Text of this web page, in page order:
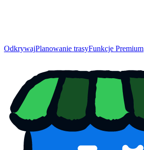
OdkrywajPlanowanie trasyFunkcje Premium